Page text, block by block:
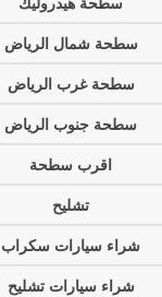
سطحة شمال الرياض
سطحة غرب الرياض
سطحة جنوب الرياض
اقرب سطحة
تشليح
شراء سيارات سكراب
شراء سيارات تشليح